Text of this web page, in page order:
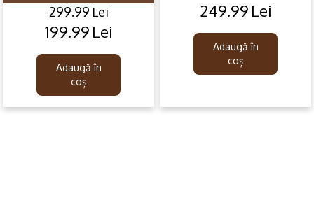
299.99 Lei
Original
was:
299.99lei.
199.99 Lei
Current
is:
199.99lei.
Adaugă în
coș
Original
was:
399.99lei.
249.99 Lei
Current
is:
249.99lei.
Adaugă în
coș